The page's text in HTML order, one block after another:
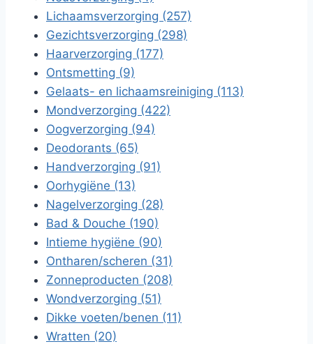
Lichaamsverzorging (257)
Gezichtsverzorging (298)
Haarverzorging (177)
Ontsmetting (9)
Gelaats- en lichaamsreiniging (113)
Mondverzorging (422)
Oogverzorging (94)
Deodorants (65)
Handverzorging (91)
Oorhygiëne (13)
Nagelverzorging (28)
Bad & Douche (190)
Intieme hygiëne (90)
Ontharen/scheren (31)
Zonneproducten (208)
Wondverzorging (51)
Dikke voeten/benen (11)
Wratten (20)